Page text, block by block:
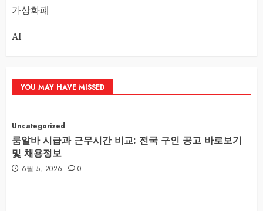
가상화폐
AI
YOU MAY HAVE MISSED
Uncategorized
룸알바 시급과 근무시간 비교: 전국 구인 공고 바로보기
및 채용정보
6월 5, 2026 0